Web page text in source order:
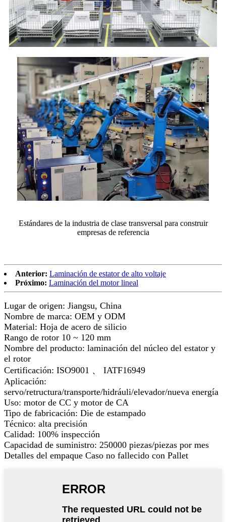
Estándares de la industria de clase transversal para construir
empresas de referencia
Anterior: Laminación de estator de alto voltaje
Próximo: Laminación del motor lineal
Lugar de origen: Jiangsu, China
Nombre de marca: OEM y ODM
Material: Hoja de acero de silicio
Rango de rotor 10 ~ 120 mm
Nombre del producto: laminación del núcleo del estator y
el rotor
Certificación: ISO9001 、 IATF16949
Aplicación:
servo/retructura/transporte/hidráuli/elevador/nueva energía
Uso: motor de CC y motor de CA
Tipo de fabricación: Die de estampado
Técnico: alta precisión
Calidad: 100% inspección
Capacidad de suministro: 250000 piezas/piezas por mes
Detalles del empaque Caso no fallecido con Pallet